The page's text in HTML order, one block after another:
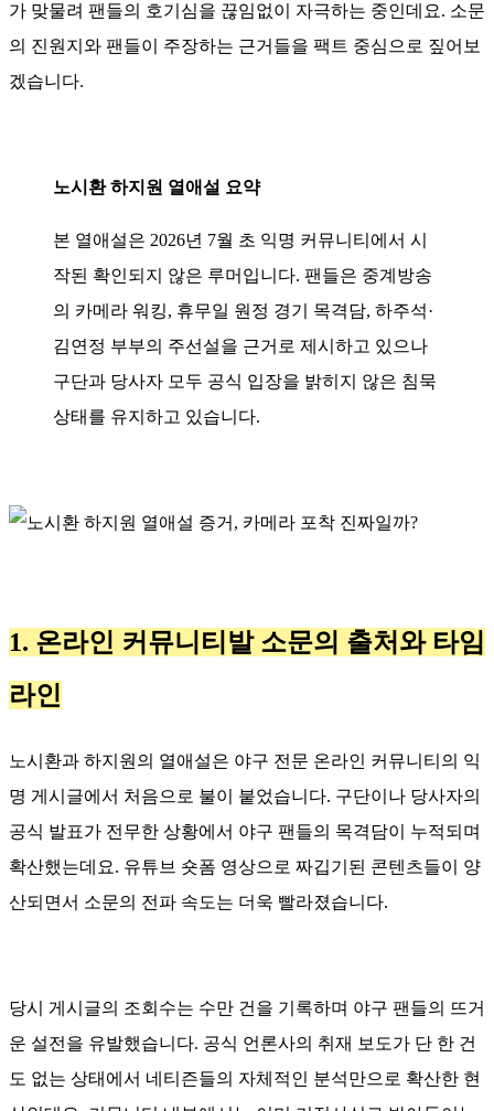
가 맞물려 팬들의 호기심을 끊임없이 자극하는 중인데요. 소문
의 진원지와 팬들이 주장하는 근거들을 팩트 중심으로 짚어보
겠습니다.
노시환 하지원 열애설 요약
본 열애설은 2026년 7월 초 익명 커뮤니티에서 시
작된 확인되지 않은 루머입니다. 팬들은 중계방송
의 카메라 워킹, 휴무일 원정 경기 목격담, 하주석·
김연정 부부의 주선설을 근거로 제시하고 있으나
구단과 당사자 모두 공식 입장을 밝히지 않은 침묵
상태를 유지하고 있습니다.
1. 온라인 커뮤니티발 소문의 출처와 타임
라인
노시환과 하지원의 열애설은 야구 전문 온라인 커뮤니티의 익
명 게시글에서 처음으로 불이 붙었습니다. 구단이나 당사자의
공식 발표가 전무한 상황에서 야구 팬들의 목격담이 누적되며
확산했는데요. 유튜브 숏폼 영상으로 짜깁기된 콘텐츠들이 양
산되면서 소문의 전파 속도는 더욱 빨라졌습니다.
당시 게시글의 조회수는 수만 건을 기록하며 야구 팬들의 뜨거
운 설전을 유발했습니다. 공식 언론사의 취재 보도가 단 한 건
도 없는 상태에서 네티즌들의 자체적인 분석만으로 확산한 현